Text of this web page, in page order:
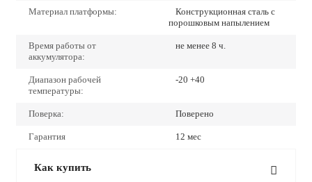
Материал платформы:
Конструкционная сталь с
порошковым напылением
Время работы от
аккумулятора:
не менее 8 ч.
Диапазон рабочей
температуры:
-20 +40
Поверка: Поверено
Гарантия 12 мес
Как купить